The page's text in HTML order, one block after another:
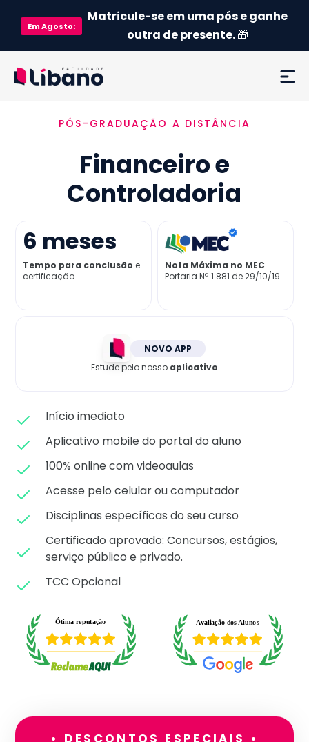
EmAgosto:
Matricule-se em uma pós e ganhe
outra de presente.🎁
Ementa
Como funciona
Credenciamento MEC
Preço
Já sou aluno
PÓS-GRADUAÇÃO A DISTÂNCIA
Financeiro e
Controladoria
6 meses
Tempo para conclusão e
certificação
Nota Máxima no MEC
Portaria Nª 1.881 de 29/10/19
NOVO APP
Estude pelo nosso aplicativo
Início imediato
Aplicativo mobile do portal do aluno
100% online com videoaulas
Acesse pelo celular ou computador
Disciplinas específicas do seu curso
Certificado aprovado: Concursos, estágios,
serviço público e privado.
TCC Opcional